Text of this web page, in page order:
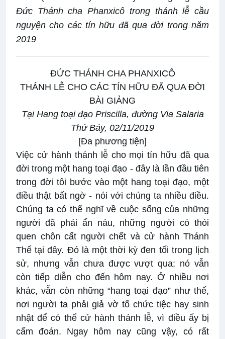
Đức Thánh cha Phanxicô trong thánh lễ cầu
nguyện cho các tín hữu đã qua đời trong năm
2019
ĐỨC THÁNH CHA PHANXICÔ
THÁNH LỄ CHO CÁC TÍN HỮU ĐÃ QUA ĐỜI
BÀI GIẢNG
Tại Hang toại đạo Priscilla, đường Via Salaria
Thứ Bảy, 02/11/2019
[Đa phương tiện]
Việc cử hành thánh lễ cho mọi tín hữu đã qua
đời trong một hang toại đạo - đây là lần đầu tiên
trong đời tôi bước vào một hang toại đạo, một
điều thật bất ngờ - nói với chúng ta nhiều điều.
Chúng ta có thể nghĩ về cuộc sống của những
người đã phải ẩn náu, những người có thói
quen chôn cất người chết và cử hành Thánh
Thể tại đây. Đó là một thời kỳ đen tối trong lịch
sử, nhưng vẫn chưa được vượt qua; nó vẫn
còn tiếp diễn cho đến hôm nay. Ở nhiều nơi
khác, vẫn còn những “hang toại đạo” như thế,
nơi người ta phải giả vờ tổ chức tiệc hay sinh
nhật để có thể cử hành thánh lễ, vì điều ấy bị
cấm đoán. Ngay hôm nay cũng vậy, có rất